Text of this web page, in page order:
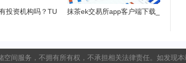
投资机构吗？TU
抹茶ek交易所app客户端下载_
间服务，不拥有所有权，不承担相关法律责任。如发现